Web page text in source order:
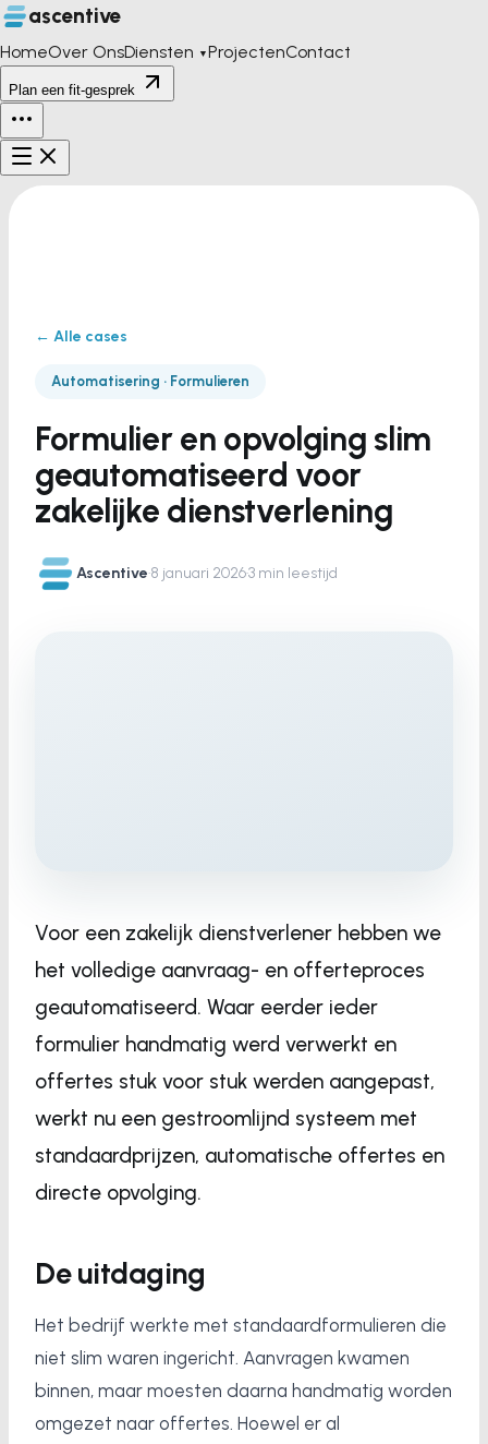
ascentive
HomeOver OnsDiensten ▼ProjectenContact
Plan een fit-gesprek
← Alle cases
Automatisering · Formulieren
Formulier en opvolging slim
geautomatiseerd voor
zakelijke dienstverlening
Ascentive·8 januari 2026·3 min leestijd
Voor een zakelijk dienstverlener hebben we
het volledige aanvraag- en offerteproces
geautomatiseerd. Waar eerder ieder
formulier handmatig werd verwerkt en
offertes stuk voor stuk werden aangepast,
werkt nu een gestroomlijnd systeem met
standaardprijzen, automatische offertes en
directe opvolging.
De uitdaging
Het bedrijf werkte met standaardformulieren die
niet slim waren ingericht. Aanvragen kwamen
binnen, maar moesten daarna handmatig worden
omgezet naar offertes. Hoewel er al